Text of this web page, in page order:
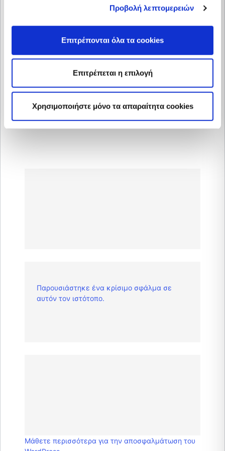
Προβολή λεπτομερειών
Επιτρέπονται όλα τα cookies
Επιτρέπεται η επιλογή
Χρησιμοποιήστε μόνο τα απαραίτητα cookies
Prezzo fisso monorario
Prezzo fisso monorario
per 36 mesi, utenze PMI,
promozione utenti GPL
Παρουσιάστηκε ένα κρίσιμο σφάλμα σε
αυτόν τον ιστότοπο.
Μάθετε περισσότερα για την αποσφαλμάτωση του